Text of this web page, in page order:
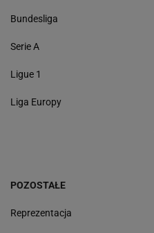
Bundesliga
Serie A
Ligue 1
Liga Europy
POZOSTAŁE
Reprezentacja